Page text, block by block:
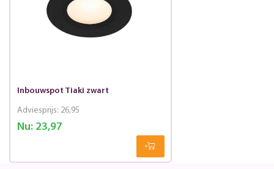
Inbouwspot Tiaki zwart
Nu:23,97
Adviesprijs: 26,95